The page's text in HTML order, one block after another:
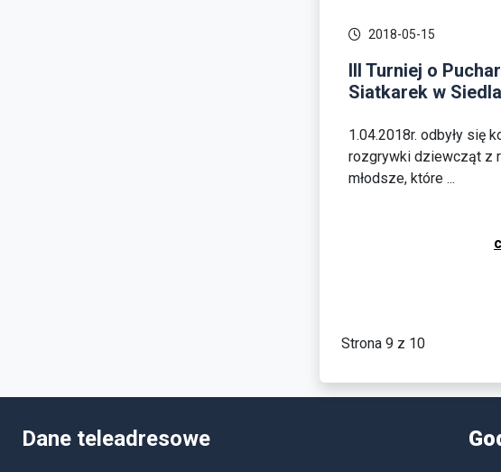
2018-05-15
III Turniej o
Siatkarek w
1.04.2018r. odbyły się
rozgrywki dziewcząt z
młodsze, które ...
Strona 9 z 10
Dane teleadresowe